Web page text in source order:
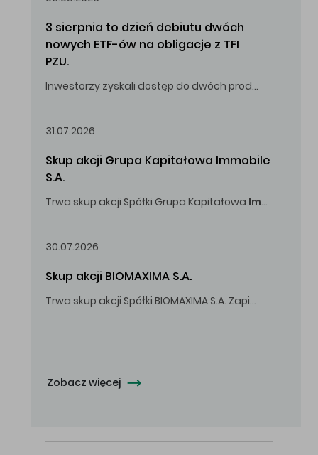
3 sierpnia to dzień debiutu dwóch
nowych ETF-ów na obligacje z TFI
PZU.
Inwestorzy zyskali dostęp do dwóch produktów umożliwiających inwestowanie w obligacje skarbowe.
31.07.2026
Skup akcji Grupa Kapitałowa Immobile
S.A.
Trwa skup akcji Spółki Grupa Kapitałowa Immobile
30.07.2026
Skup akcji BIOMAXIMA S.A.
Trwa skup akcji Spółki BIOMAXIMA S.A. Zapisy do 4 sierpnia 2026 r. do godz. 16.00.
Zobacz więcej